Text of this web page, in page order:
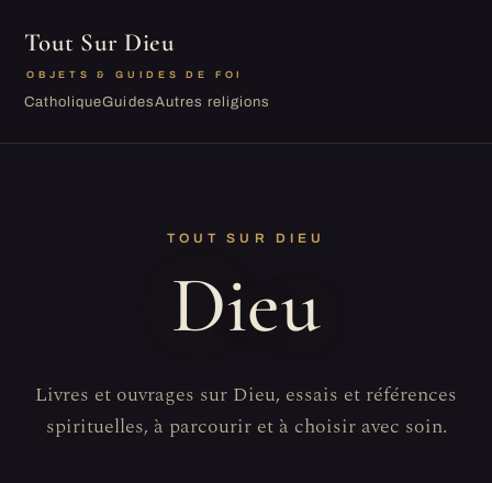
Tout Sur Dieu
OBJETS & GUIDES DE FOI
CatholiqueGuidesAutres religions
TOUT SUR DIEU
Dieu
Livres et ouvrages sur Dieu, essais et références
spirituelles, à parcourir et à choisir avec soin.